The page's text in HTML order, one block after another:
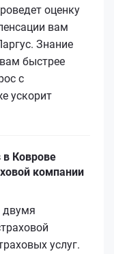
оценку
вам
Знание
быстрее
с
ускорит
Коврове
компании
услуг.